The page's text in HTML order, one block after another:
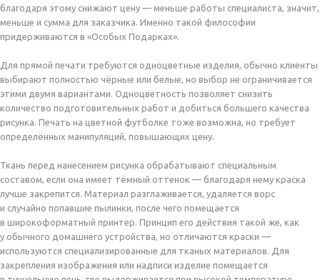
благодаря этому снижают цену — меньше работы специалиста, значит,
меньше и сумма для заказчика. Именно такой философии
придерживаются в «Особых Подарках».
Для прямой печати требуются одноцветные изделия, обычно клиенты
выбирают полностью чёрные или белые, но выбор не ограничивается
этими двумя вариантами. Одноцветность позволяет снизить
количество подготовительных работ и добиться большего качества
рисунка. Печать на цветной футболке тоже возможна, но требует
определённых манипуляций, повышающих цену.
Ткань перед нанесением рисунка обрабатывают специальным
составом, если она имеет тёмный оттенок — благодаря нему краска
лучше закрепится. Материал разглаживается, удаляется ворс
и случайно попавшие пылинки, после чего помещается
в широкоформатный принтер. Принцип его действия такой же, как
у обычного домашнего устройства, но отличаются краски —
используются специализированные для тканых материалов. Для
закрепления изображения или надписи изделие помещается